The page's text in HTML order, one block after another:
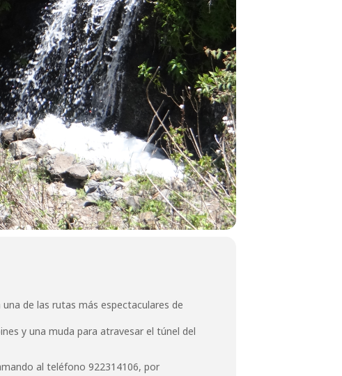
de las rutas más espectaculares de
y una muda para atravesar el túnel del
al teléfono 922314106, por